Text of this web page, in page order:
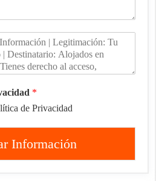
*
de Privacidad
Información